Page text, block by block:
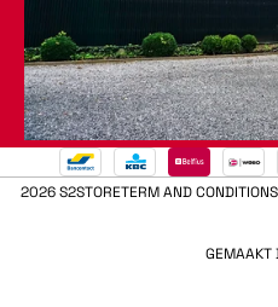
2026 S2STORETERM AND
GEMAAKT